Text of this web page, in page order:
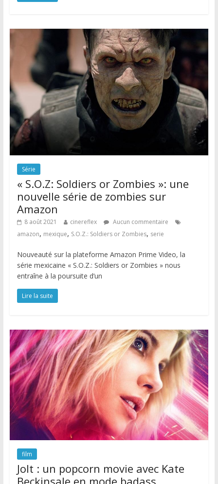
Série
« S.O.Z: Soldiers or Zombies »: une
nouvelle série de zombies sur
Amazon
8 août 2021 cinereflex
Aucun commentaire
amazon, mexique, S.O.Z.: Soldiers or Zombies, serie
Nouveauté sur la plateforme Amazon Prime Video, la
série mexicaine « S.O.Z.: Soldiers or Zombies » nous
entraîne à la poursuite d’un
Lire la suite
film
Jolt : un popcorn movie avec Kate